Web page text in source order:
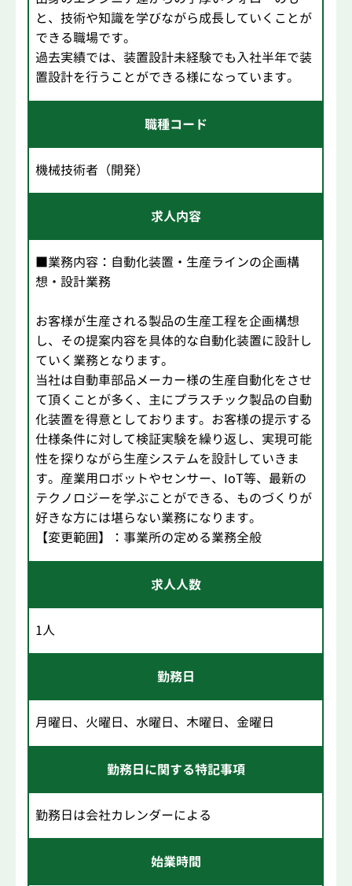
と、技術や知識を学びながら成長していくことが
できる職場です。
過去実績では、装置設計未経験でも入社半年で装
置設計を行うことができる様になっています。
職種コード
機械技術者（開発）
求人内容
■業務内容：自動化装置・生産ラインの企画構
想・設計業務
お客様が生産される製品の生産工程を企画構想
し、その提案内容を具体的な自動化装置に設計し
ていく業務となります。
当社は自動車部品メーカー様の生産自動化をさせ
て頂くことが多く、主にプラスチック製品の自動
化装置を得意としております。お客様の提示する
仕様条件に対して検証実験を繰り返し、実現可能
性を探りながら生産システムを設計していきま
す。産業用ロボットやセンサー、IoT等、最新の
テクノロジーを学ぶことができる、ものづくりが
好きな方には堪らない業務になります。
【変更範囲】：事業所の定める業務全般
求人人数
1人
勤務日
月曜日、火曜日、水曜日、木曜日、金曜日
勤務日に関する特記事項
勤務日は会社カレンダーによる
始業時間